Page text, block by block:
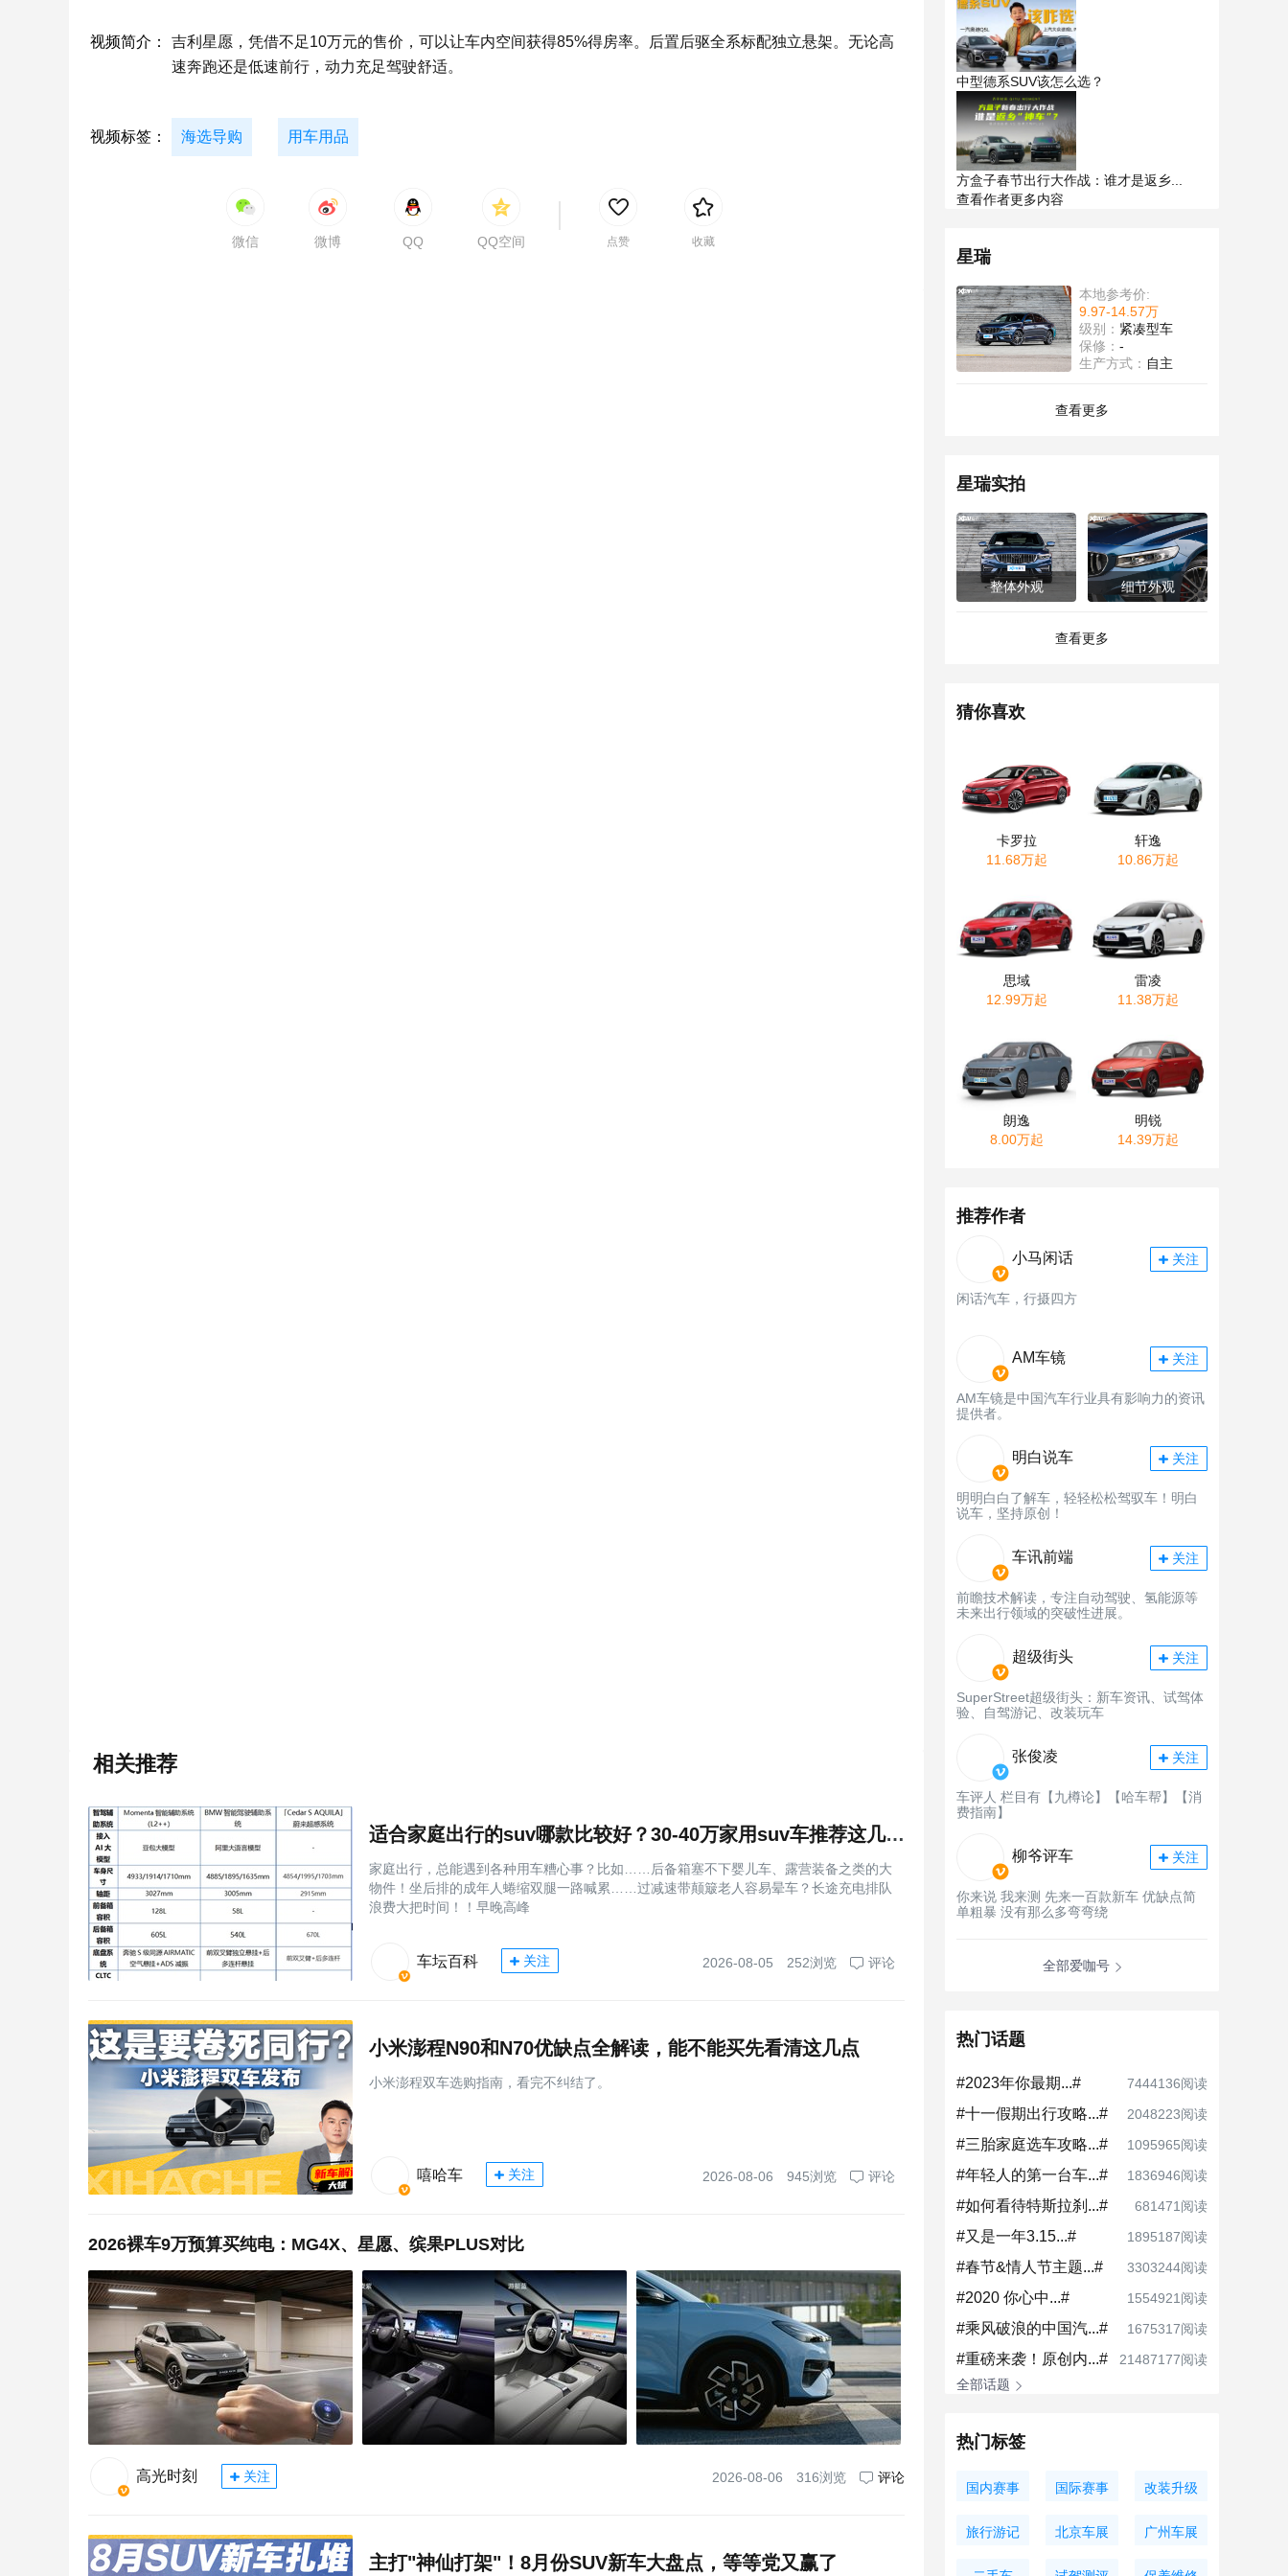
视频简介：
吉利星愿，凭借不足10万元的售价，可以让车内空间获得85%得房率。后置后驱全系标配独立悬架。无论高
速奔跑还是低速前行，动力充足驾驶舒适。
视频标签： 海选导购 用车用品
微信 微博 QQ QQ空间 点赞 收藏
相关推荐
适合家庭出行的suv哪款比较好？30-40万家用suv车推荐这几款车型
家庭出行，总能遇到各种用车糟心事？比如……后备箱塞不下婴儿车、露营装备之类的大
物件！坐后排的成年人蜷缩双腿一路喊累……过减速带颠簸老人容易晕车？长途充电排队
浪费大把时间！！早晚高峰
车坛百科 关注 2026-08-05 252浏览 评论
小米澎程N90和N70优缺点全解读，能不能买先看清这几点
小米澎程双车选购指南，看完不纠结了。
嘻哈车 关注 2026-08-06 945浏览 评论
2026裸车9万预算买纯电：MG4X、星愿、缤果PLUS对比
高光时刻 关注 2026-08-06 316浏览 评论
主打"神仙打架"！8月份SUV新车大盘点，等等党又赢了
中型德系SUV该怎么选？
方盒子春节出行大作战：谁才是返乡...
查看作者更多内容
星瑞
本地参考价:
9.97-14.57万
级别： 紧凑型车
保修： -
生产方式： 自主
查看更多
星瑞实拍
整体外观 细节外观
查看更多
猜你喜欢
卡罗拉
11.68万起
轩逸
10.86万起
思域
12.99万起
雷凌
11.38万起
朗逸
8.00万起
明锐
14.39万起
推荐作者
小马闲话 关注
闲话汽车，行摄四方
AM车镜 关注
AM车镜是中国汽车行业具有影响力的资讯
提供者。
明白说车 关注
明明白白了解车，轻轻松松驾驭车！明白
说车，坚持原创！
车讯前端 关注
前瞻技术解读，专注自动驾驶、氢能源等
未来出行领域的突破性进展。
超级街头 关注
SuperStreet超级街头：新车资讯、试驾体
验、自驾游记、改装玩车
张俊凌 关注
车评人 栏目有【九樽论】【哈车帮】【消
费指南】
柳爷评车 关注
你来说 我来测 先来一百款新车 优缺点简
单粗暴 没有那么多弯弯绕
全部爱咖号
热门话题
#2023年你最期...# 7444136阅读
#十一假期出行攻略...# 2048223阅读
#三胎家庭选车攻略...# 1095965阅读
#年轻人的第一台车...# 1836946阅读
#如何看待特斯拉刹...# 681471阅读
#又是一年3.15...# 1895187阅读
#春节&情人节主题...# 3303244阅读
#2020 你心中...# 1554921阅读
#乘风破浪的中国汽...# 1675317阅读
#重磅来袭！原创内...#
21487177阅读
全部话题
热门标签
国内赛事 国际赛事 改装升级
旅行游记 北京车展 广州车展